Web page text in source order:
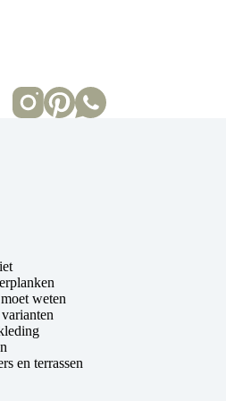
weten
en terrassen